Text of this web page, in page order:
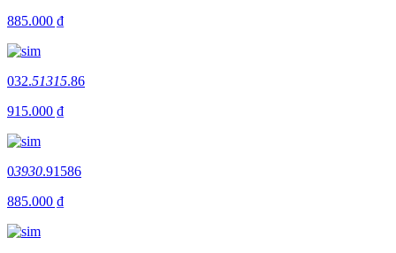
885.000 ₫
032.51315.86
915.000 ₫
03930.91586
885.000 ₫